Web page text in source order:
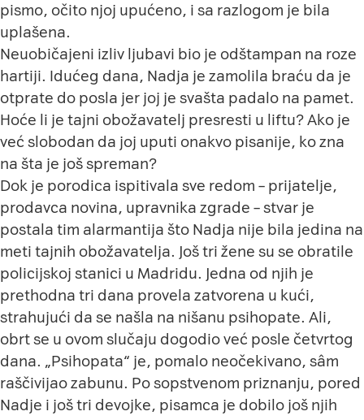
pismo, očito njoj upućeno, i sa razlogom je bila
uplašena.
Neuobičajeni izliv ljubavi bio je odštampan na roze
hartiji. Idućeg dana, Nadja je zamolila braću da je
otprate do posla jer joj je svašta padalo na pamet.
Hoće li je tajni obožavatelj presresti u liftu? Ako je
već slobodan da joj uputi onakvo pisanije, ko zna
na šta je još spreman?
Dok je porodica ispitivala sve redom – prijatelje,
prodavca novina, upravnika zgrade – stvar je
postala tim alarmantija što Nadja nije bila jedina na
meti tajnih obožavatelja. Još tri žene su se obratile
policijskoj stanici u Madridu. Jedna od njih je
prethodna tri dana provela zatvorena u kući,
strahujući da se našla na nišanu psihopate. Ali,
obrt se u ovom slučaju dogodio već posle četvrtog
dana. „Psihopata“ je, pomalo neočekivano, sâm
raščivijao zabunu. Po sopstvenom priznanju, pored
Nadje i još tri devojke, pisamca je dobilo još njih